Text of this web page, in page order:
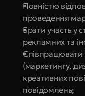
Повністю
проведення
Брати участь у
рекламних та
(маркетингу,
креативних
повідомлень;